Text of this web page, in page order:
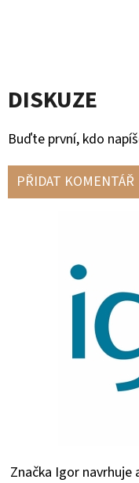
DISKUZE
Buďte první, kdo
PŘIDAT KOMENTÁŘ
Značka Igor navrhuje